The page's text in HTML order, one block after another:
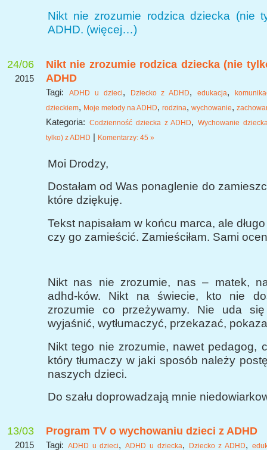
Nikt nie zrozumie rodzica dziecka (nie
ADHD. (więcej…)
24/06
2015
Nikt nie zrozumie rodzica dziecka (nie
ADHD
Tagi: ADHD u dzieci, Dziecko z ADHD,edukacja,
dzieckiem, Moje metody na ADHD, rodzina, wychowanie,
Kategoria: Codzienność dziecka z ADHD,Wychowanie
tylko) z ADHD | Komentarzy: 45 »
Moi Drodzy,
Dostałam od Was ponaglenie do
które dziękuję.
Tekst napisałam w końcu marca, ale
czy go zamieścić. Zamieściłam. Sami
Nikt nas nie zrozumie, nas – matek,
adhd-ków. Nikt na świecie, kto nie
zrozumie co przeżywamy. Nie uda
wyjaśnić, wytłumaczyć, przekazać,
Nikt tego nie zrozumie, nawet pedagog,
który tłumaczy w jaki sposób należy
naszych dzieci.
Do szału doprowadzają mnie
13/03
2015
Program TV o wychowaniu dzieci z ADHD
Tagi: ADHD u dzieci,ADHD u dziecka, Dziecko z ADHD,